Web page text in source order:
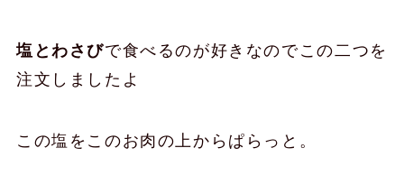
塩とわさびで食べるのが好きなのでこの二つを
注文しましたよ
この塩をこのお肉の上からぱらっと。